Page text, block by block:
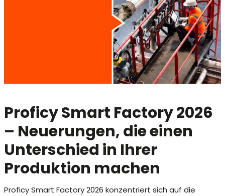
Proficy Smart Factory 2026
– Neuerungen, die einen
Unterschied in Ihrer
Produktion machen
Proficy Smart Factory 2026 konzentriert sich auf die